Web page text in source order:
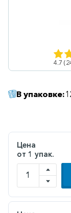
Гинекология
кишечные
4.7
В упаковке:
Цена
от 1 упак.